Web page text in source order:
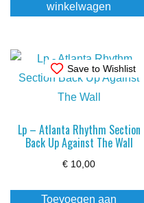
winkelwagen
Save to Wishlist
Lp – Atlanta Rhythm Section
Back Up Against The Wall
€ 10,00
Toevoegen aan